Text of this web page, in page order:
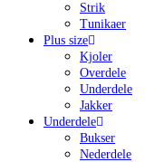
Strik
Tunikaer
Plus size
Kjoler
Overdele
Underdele
Jakker
Underdele
Bukser
Nederdele